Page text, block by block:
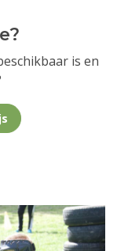
is en